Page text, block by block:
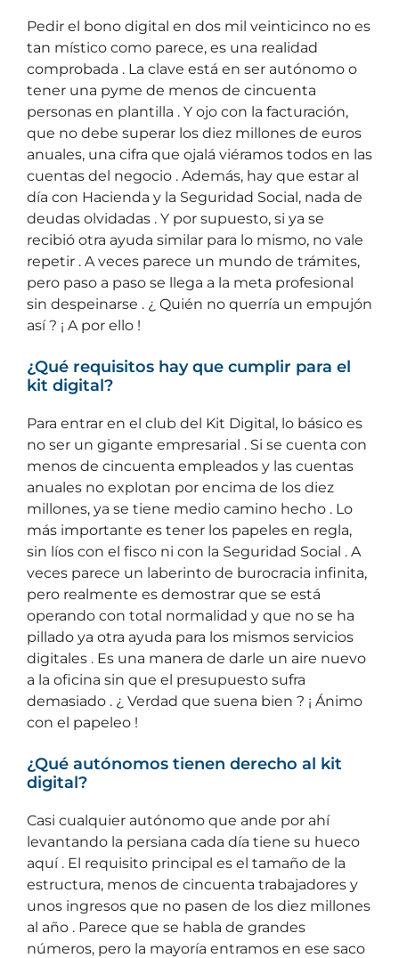
Pedir el bono digital en dos mil veinticinco no es
tan místico como parece, es una realidad
comprobada . La clave está en ser autónomo o
tener una pyme de menos de cincuenta
personas en plantilla . Y ojo con la facturación,
que no debe superar los diez millones de euros
anuales, una cifra que ojalá viéramos todos en las
cuentas del negocio . Además, hay que estar al
día con Hacienda y la Seguridad Social, nada de
deudas olvidadas . Y por supuesto, si ya se
recibió otra ayuda similar para lo mismo, no vale
repetir . A veces parece un mundo de trámites,
pero paso a paso se llega a la meta profesional
sin despeinarse . ¿ Quién no querría un empujón
así ? ¡ A por ello !
¿Qué requisitos hay que cumplir para el
kit digital?
Para entrar en el club del Kit Digital, lo básico es
no ser un gigante empresarial . Si se cuenta con
menos de cincuenta empleados y las cuentas
anuales no explotan por encima de los diez
millones, ya se tiene medio camino hecho . Lo
más importante es tener los papeles en regla,
sin líos con el fisco ni con la Seguridad Social . A
veces parece un laberinto de burocracia infinita,
pero realmente es demostrar que se está
operando con total normalidad y que no se ha
pillado ya otra ayuda para los mismos servicios
digitales . Es una manera de darle un aire nuevo
a la oficina sin que el presupuesto sufra
demasiado . ¿ Verdad que suena bien ? ¡ Ánimo
con el papeleo !
¿Qué autónomos tienen derecho al kit
digital?
Casi cualquier autónomo que ande por ahí
levantando la persiana cada día tiene su hueco
aquí . El requisito principal es el tamaño de la
estructura, menos de cincuenta trabajadores y
unos ingresos que no pasen de los diez millones
al año . Parece que se habla de grandes
números, pero la mayoría entramos en ese saco